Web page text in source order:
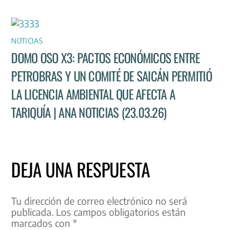
NOTICIAS
DOMO OSO X3: PACTOS ECONÓMICOS ENTRE
PETROBRAS Y UN COMITÉ DE SAICÁN PERMITIÓ
LA LICENCIA AMBIENTAL QUE AFECTA A
TARIQUÍA | ANA NOTICIAS (23.03.26)
DEJA UNA RESPUESTA
Tu dirección de correo electrónico no será
publicada. Los campos obligatorios están
marcados con*